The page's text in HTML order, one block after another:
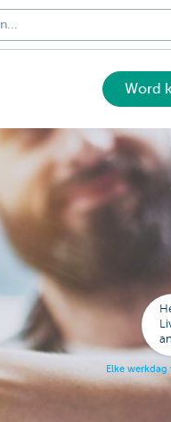
Word
Elke werkdag